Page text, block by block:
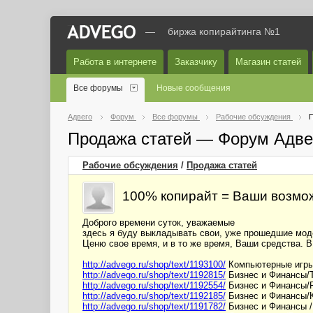
— биржа копирайтинга №1
Работа в интернете Заказчику Магазин статей
Все форумы Новые сообщения
Адвего Форум Все форумы Рабочие обсуждения
Продажа статей — Форум
Рабочие обсуждения / Продажа статей
100% копирайт = Ваши
Доброго времени суток, уважаемые
здесь я буду выкладывать свои, уже прошедшие
Ценю свое время, и в то же время, Ваши средства. В
http://advego.ru/shop/text/1193100/ Компьютерные
http://advego.ru/shop/text/1192815/ Бизнес и
http://advego.ru/shop/text/1192554/ Бизнес и Финансы/
http://advego.ru/shop/text/1192185/ Бизнес и Финансы/
http://advego.ru/shop/text/1191782/ Бизнес и Финансы